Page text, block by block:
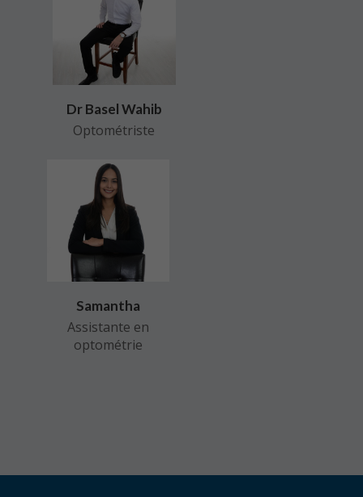
Dr Basel Wahib
Optométriste
Samantha
Assistante en
optométrie